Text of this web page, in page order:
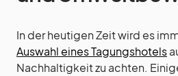
In der heutigen Zeit wird es
Auswahl eines Tagungshotels
Nachhaltigkeit zu achten.